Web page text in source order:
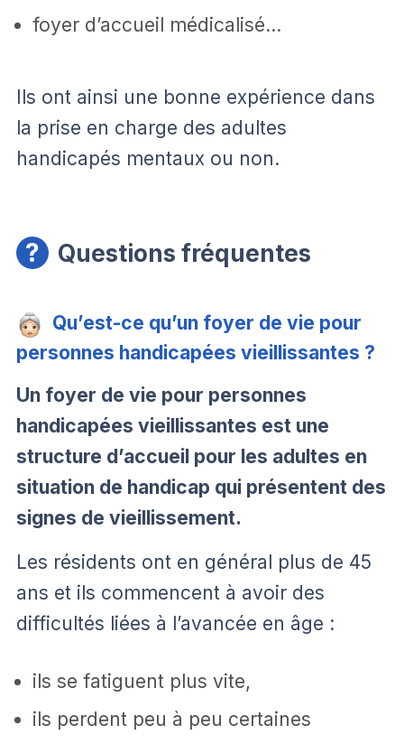
foyer d’accueil médicalisé…
Ils ont ainsi une bonne expérience dans
la prise en charge des adultes
handicapés mentaux ou non.
Questions fréquentes
Qu’est-ce qu’un foyer de vie pour
personnes handicapées vieillissantes ?
Un foyer de vie pour personnes
handicapées vieillissantes est une
structure d’accueil pour les adultes en
situation de handicap qui présentent des
signes de vieillissement.
Les résidents ont en général plus de 45
ans et ils commencent à avoir des
difficultés liées à l’avancée en âge :
ils se fatiguent plus vite,
ils perdent peu à peu certaines